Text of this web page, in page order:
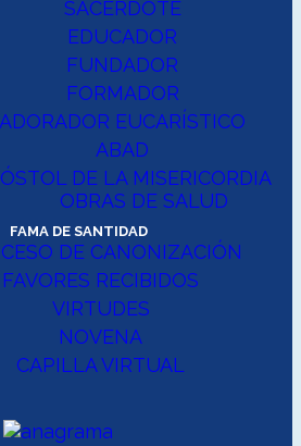
SACERDOTE
EDUCADOR
FUNDADOR
FORMADOR
ADORADOR EUCARÍSTICO
ABAD
DE LA MISERICORDIA
OBRAS DE SALUD
FAMA DE SANTIDAD
DE CANONIZACIÓN
FAVORES RECIBIDOS
VIRTUDES
NOVENA
CAPILLA VIRTUAL